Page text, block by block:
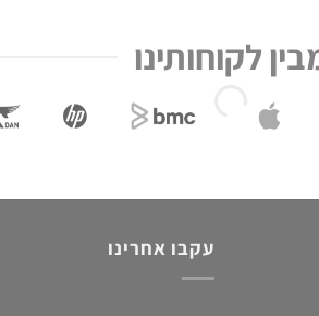
לקוחותינו
עקבו אחרינו